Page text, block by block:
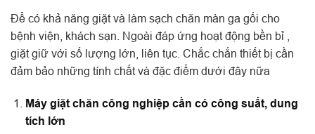
Để có khả năng giặt và làm sạch chăn màn ga gối cho
bệnh viện, khách sạn. Ngoài đáp ứng hoạt động bền bỉ ,
giặt giữ với số lượng lớn, liên tục. Chắc chắn thiết bị cần
đảm bảo những tính chất và đặc điểm dưới đây nữa
Máy giặt chăn công nghiệp cần có công suất, dung
tích lớn